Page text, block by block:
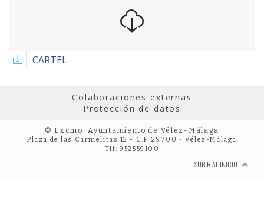
CARTEL
Colaboraciones externas
Protección de datos
© Excmo. Ayuntamiento de Vélez-Málaga
Plaza de las Carmelitas 12 - C.P. 29700 - Vélez-Málaga
Tlf: 952559100
SUBIR AL INICIO